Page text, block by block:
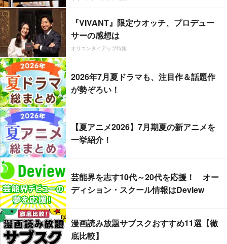
『VIVANT』限定ウオッチ、プロデュー
サーの感想は
オリコンタイアップ特集
2026年7月夏ドラマも、注目作＆話題作
が勢ぞろい！
【夏アニメ2026】7月期夏の新アニメを
一挙紹介！
芸能界を志す10代～20代を応援！ オー
ディション・スクール情報はDeview
漫画読み放題サブスクおすすめ11選【徹
底比較】